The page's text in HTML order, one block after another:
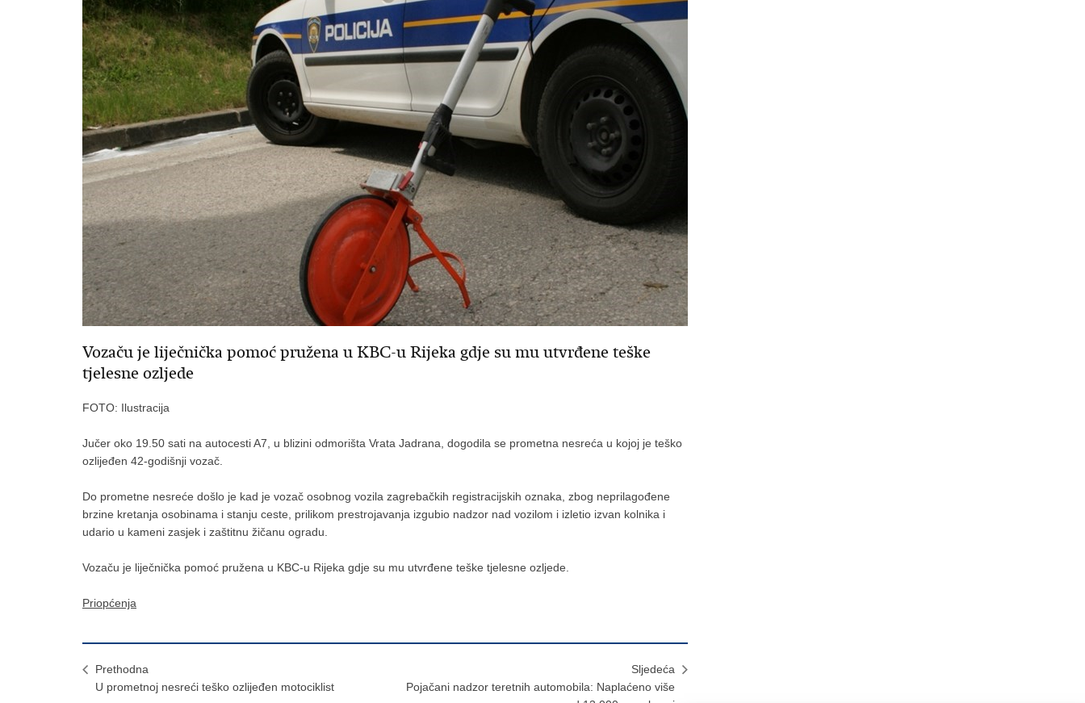
Vozaču je liječnička pomoć pružena u KBC-u Rijeka gdje su mu utvrđene teške
tjelesne ozljede
FOTO: Ilustracija
Jučer oko 19.50 sati na autocesti A7, u blizini odmorišta Vrata Jadrana, dogodila se prometna nesreća u kojoj je teško
ozlijeđen 42-godišnji vozač.
Do prometne nesreće došlo je kad je vozač osobnog vozila zagrebačkih registracijskih oznaka, zbog neprilagođene
brzine kretanja osobinama i stanju ceste, prilikom prestrojavanja izgubio nadzor nad vozilom i izletio izvan kolnika i
udario u kameni zasjek i zaštitnu žičanu ogradu.
Vozaču je liječnička pomoć pružena u KBC-u Rijeka gdje su mu utvrđene teške tjelesne ozljede.
Priopćenja
Prethodna
U prometnoj nesreći teško ozlijeđen motociklist
Sljedeća
Pojačani nadzor teretnih automobila: Naplaćeno više